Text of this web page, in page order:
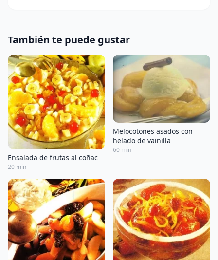
También te puede gustar
Ensalada de frutas al coñac
20 min
Melocotones asados con
helado de vainilla
60 min